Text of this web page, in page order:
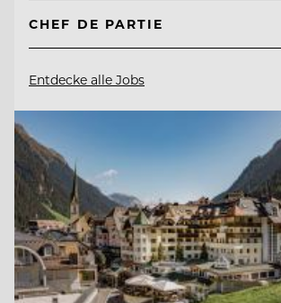
CHEF DE PARTIE
Entdecke alle Jobs